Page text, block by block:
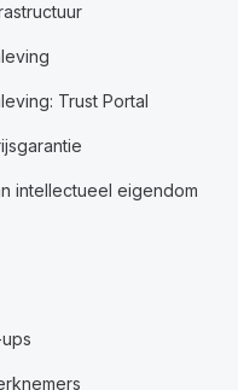
Trust Portal
intellectueel eigendom